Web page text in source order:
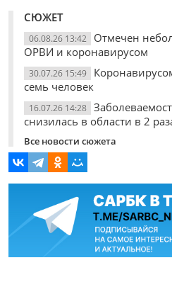
СЮЖЕТ
06.08.26 13:42
Отмечен
ОРВИ и коронавирусом
30.07.26 15:49
семь человек
16.07.26 14:28
снизилась в области в 2
Все новости сюжета